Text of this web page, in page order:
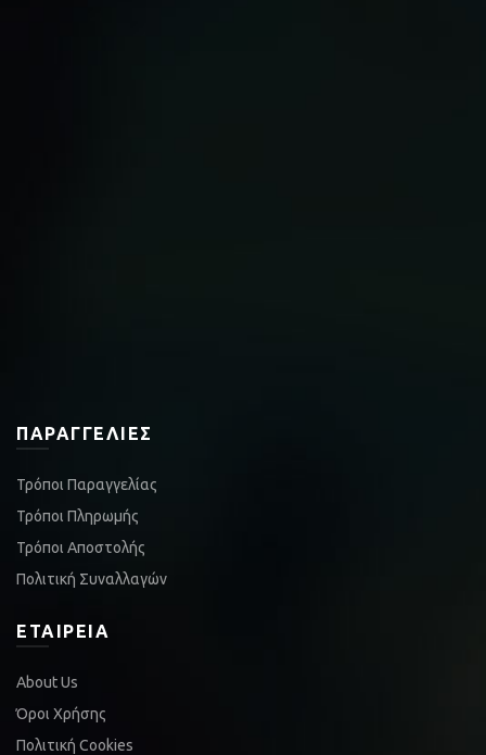
ΠΑΡΑΓΓΕΛΊΕΣ
Τρόποι Παραγγελίας
Τρόποι Πληρωμής
Τρόποι Αποστολής
Πολιτική Συναλλαγών
ΕΤΑΙΡΕΊΑ
About Us
Όροι Χρήσης
Πολιτική Cookies